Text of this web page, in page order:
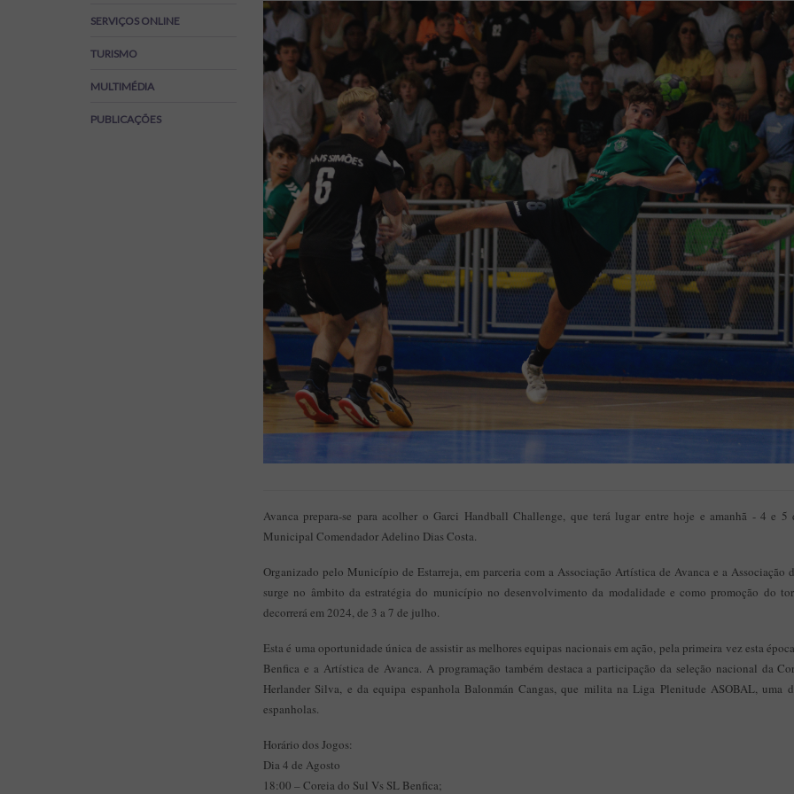
SERVIÇOS ONLINE
TURISMO
MULTIMÉDIA
PUBLICAÇÕES
Avanca prepara-se para acolher o Garci Handball Challenge, que terá lugar entre hoje e amanhã - 4 e
Municipal Comendador Adelino Dias Costa.
Organizado pelo Município de Estarreja, em parceria com a Associação Artística de Avanca e a Associação
surge no âmbito da estratégia do município no desenvolvimento da modalidade e como promoção do
decorrerá em 2024, de 3 a 7 de julho.
Esta é uma oportunidade única de assistir as melhores equipas nacionais em ação, pela primeira vez esta
Benfica e a Artística de Avanca. A programação também destaca a participação da seleção nacional da
Herlander Silva, e da equipa espanhola Balonmán Cangas, que milita na Liga Plenitude ASOBAL, uma
espanholas.
Horário dos Jogos:
Dia 4 de Agosto
18:00 – Coreia do Sul Vs SL Benfica;